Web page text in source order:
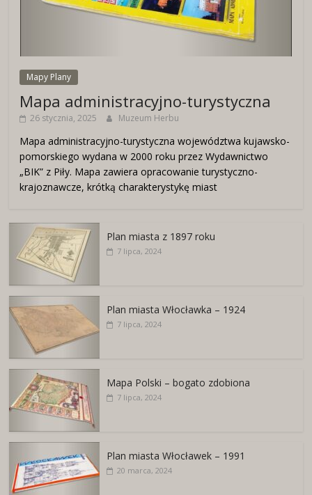
Mapy Plany
Mapa administracyjno-turystyczna
26 stycznia, 2025 Muzeum Herbu
Mapa administracyjno-turystyczna województwa kujawsko-
pomorskiego wydana w 2000 roku przez Wydawnictwo
„BIK” z Piły. Mapa zawiera opracowanie turystyczno-
krajoznawcze, krótką charakterystykę miast
Plan miasta z 1897 roku
7 lipca, 2024
Plan miasta Włocławka – 1924
7 lipca, 2024
Mapa Polski – bogato zdobiona
7 lipca, 2024
Plan miasta Włocławek – 1991
20 marca, 2024